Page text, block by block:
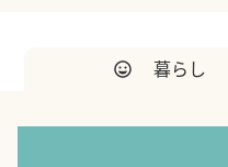
暮らし